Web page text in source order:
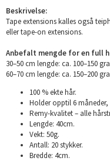
Beskrivelse:
Tape extensions kalles også
eller tape-on extensions.
Anbefalt mengde for en full
30–50 cm lengde: ca. 100–150
60–70 cm lengde: ca. 150–200
100 % ekte hår.
Holder opptil 6
Remy-kvalitet – alle
Lengde: 40cm.
Vekt: 50g.
Antall: 20 stykker.
Bredde: 4cm.